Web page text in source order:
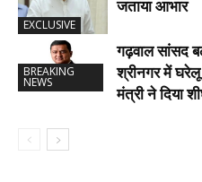
EXCLUSIVE
जताया आभार
BREAKING
NEWS
गढ़वाल सांसद
श्रीनगर में
मंत्री ने दिया